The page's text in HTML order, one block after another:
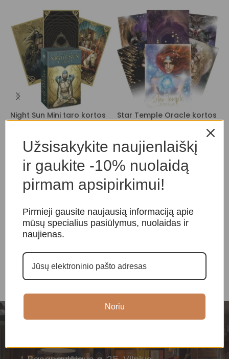
Night Sun Mini taro kortos
kortos
20,00 €
Star Temple Oracle kortos
Orakulo kortos
39,00
€
Užsisakykite naujienlaiškį
ir gaukite -10% nuolaidą
pirmam apsipirkimui!
Pirmieji gausite naujausią informaciją apie
mūsų specialius pasiūlymus, nuolaidas ir
naujienas.
Noriu